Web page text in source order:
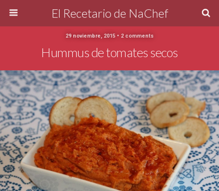
El Recetario de NaChef
29 noviembre, 2015 • 2 comments
Hummus de tomates secos